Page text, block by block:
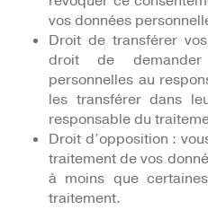
vos données
Droit de transférer
droit de
personnelles au
les transférer dans
responsable du
Droit d’opposition :
traitement de vos
à moins que
traitement.